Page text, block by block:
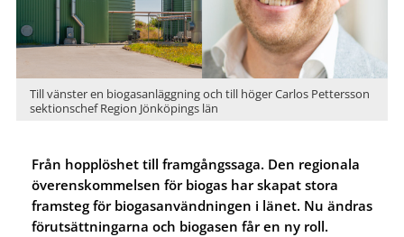
Till vänster en biogasanläggning och till höger Carlos Pettersson
sektionschef Region Jönköpings län
Från hopplöshet till framgångssaga. Den regionala
överenskommelsen för biogas har skapat stora
framsteg för biogasanvändningen i länet. Nu ändras
förutsättningarna och biogasen får en ny roll.